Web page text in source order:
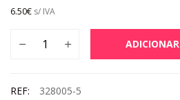
6.50€ s/ IVA
ADICIONAR
REF:
328005-5